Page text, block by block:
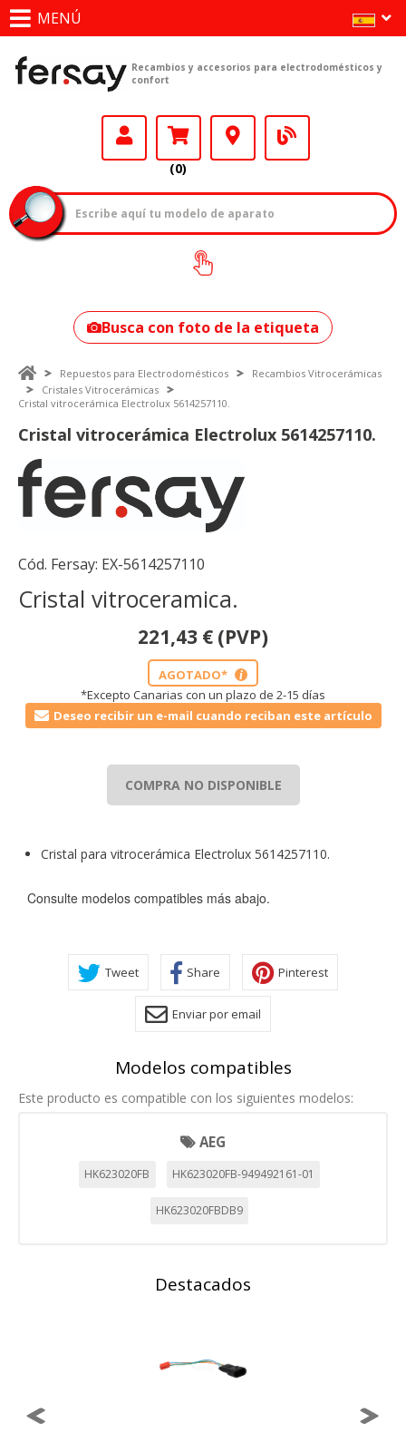
MENÚ
Recambios y accesorios para electrodomésticos y
confort
(0)
¿Cómo encontrar
tu modelo?
Busca con foto de la etiqueta
Repuestos para Electrodomésticos
Recambios Vitrocerámicas
Cristales Vitrocerámicas
Cristal vitrocerámica Electrolux 5614257110.
Cristal vitrocerámica Electrolux 5614257110.
Cód. Fersay: EX-5614257110
Cristal vitroceramica.
221,43 € (PVP)
AGOTADO* i
*Excepto Canarias con un plazo de 2-15 días
Deseo recibir un e-mail cuando reciban este artículo
COMPRA NO DISPONIBLE
Cristal para vitrocerámica Electrolux 5614257110.
Consulte modelos compatibles más abajo.
Tweet Share Pinterest
Enviar por email
Modelos compatibles
Este producto es compatible con los siguientes modelos:
AEG
HK623020FB HK623020FB-949492161-01
HK623020FBDB9
Destacados
CONFIGURACIÓN DE COOKIES
Estas cookies son necesarias para que el sitio web
funcionarán. Estas cookies no almacenan ninguna
información de identificación personal.
Estas cookies nos permiten contar las visitas y fuentes de